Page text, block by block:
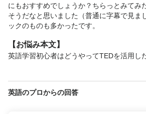
にもおすすめでしょうか？ちらっとみてみ
そうだなと思いました（普通に字幕で見ま
ックのものも多かったです。
【お悩み本文】
英語学習初心者はどうやってTEDを活用し
英語のプロからの回答